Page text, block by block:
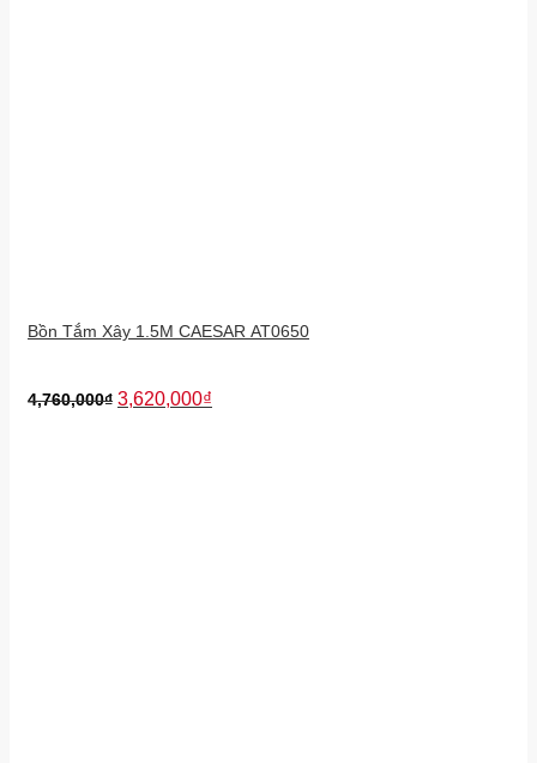
Bồn Tắm Xây 1.5M CAESAR AT0650
4,760,000₫ 3,620,000₫